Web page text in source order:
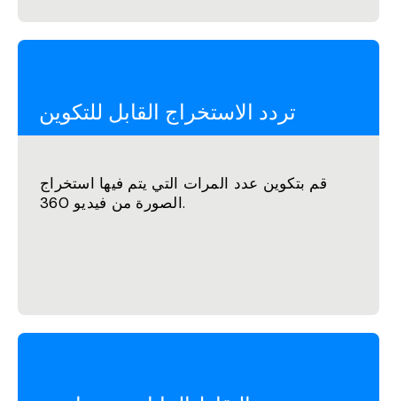
تردد الاستخراج القابل للتكوين
قم بتكوين عدد المرات التي يتم فيها استخراج
الصورة من فيديو 360.